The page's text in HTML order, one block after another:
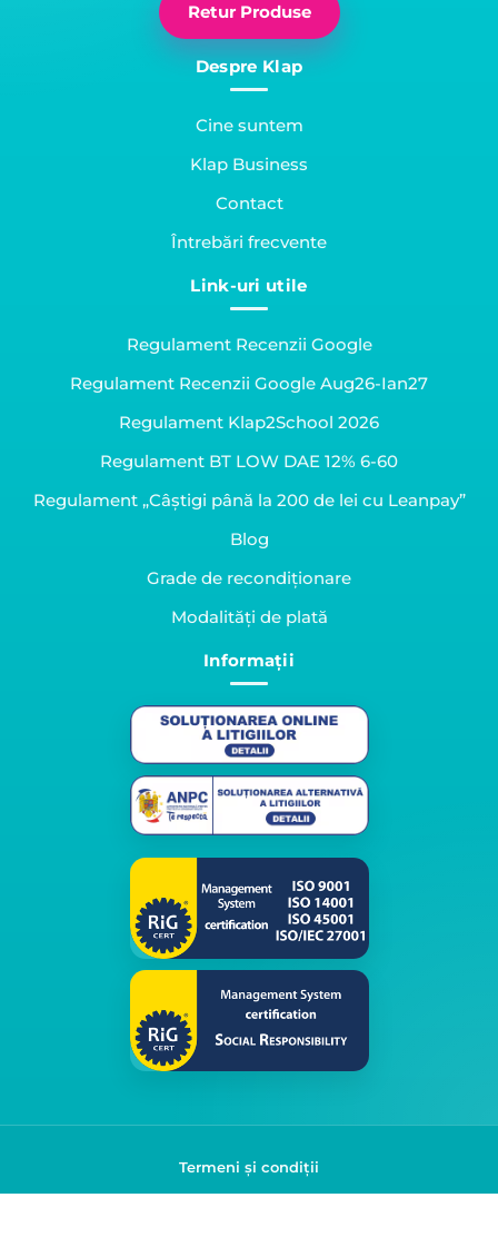
Retur Produse
Despre Klap
Cine suntem
Klap Business
Contact
Întrebări frecvente
Link-uri utile
Regulament Recenzii Google
Regulament Recenzii Google Aug26-Ian27
Regulament Klap2School 2026
Regulament BT LOW DAE 12% 6-60
Regulament „Câștigi până la 200 de lei cu Leanpay”
Blog
Grade de recondiționare
Modalități de plată
Informații
Termeni și condiții